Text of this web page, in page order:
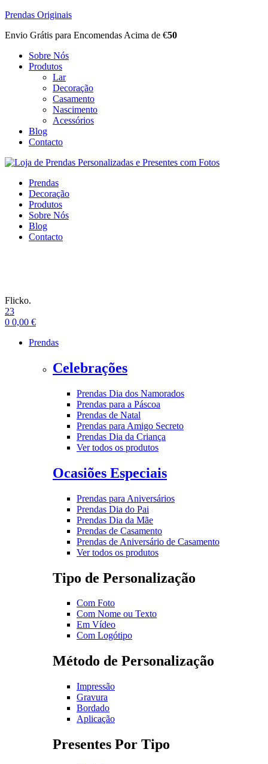
Prendas Originais
Envio Grátis para Encomendas Acima de €50
Sobre Nós
Produtos
Lar
Decoração
Casamento
Nascimento
Acessórios
Blog
Contacto
Prendas
Decoração
Produtos
Sobre Nós
Blog
Contacto
Flicko.
23
0 0,00 €
Prendas
Celebrações
Prendas Dia dos Namorados
Prendas para a Páscoa
Prendas de Natal
Prendas para Amigo Secreto
Prendas Dia da Criança
Ver todos os produtos
Ocasiões Especiais
Prendas para Aniversários
Prendas Dia do Pai
Prendas Dia da Mãe
Prendas de Casamento
Prendas de Aniversário de Casamento
Ver todos os produtos
Tipo de Personalização
Com Foto
Com Nome ou Texto
Em Vídeo
Com Logótipo
Método de Personalização
Impressão
Gravura
Bordado
Aplicação
Presentes Por Tipo